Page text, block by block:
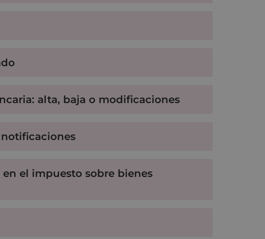
alta, baja o modificaciones
el impuesto sobre bienes